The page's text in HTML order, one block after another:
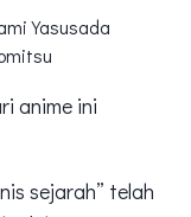
Yasusada
anime ini
sejarah” telah